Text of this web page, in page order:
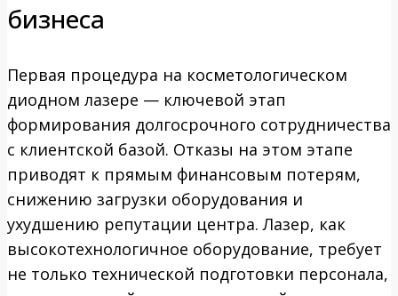
бизнеса
Первая процедура на косметологическом
диодном лазере — ключевой этап
формирования долгосрочного сотрудничества
с клиентской базой. Отказы на этом этапе
приводят к прямым финансовым потерям,
снижению загрузки оборудования и
ухудшению репутации центра. Лазер, как
высокотехнологичное оборудование, требует
не только технической подготовки персонала,